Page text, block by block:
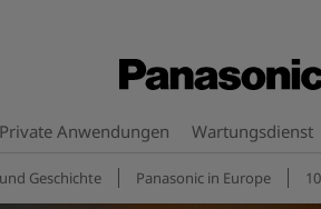
Private Anwendungen Wartungsdienst
Geschichte Panasonic in Europe